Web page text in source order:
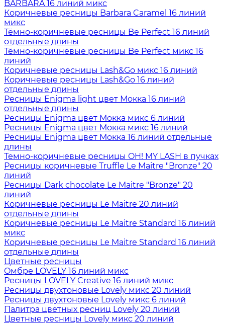
BARBARA 16 линий микс
Коричневые ресницы Barbara Caramel 16 линий
микс
Тёмно-коричневые ресницы Be Perfect 16 линий
отдельные длины
Тёмно-коричневые ресницы Be Perfect микс 16
линий
Коричневые ресницы Lash&Go микс 16 линий
Коричневые ресницы Lash&Go 16 линий
отдельные длины
Ресницы Enigma light цвет Мокка 16 линий
отдельные длины
Ресницы Enigma цвет Мокка микс 6 линий
Ресницы Enigma цвет Мокка микс 16 линий
Ресницы Enigma цвет Мокка 16 линий отдельные
длины
Темно-коричневые ресницы OH! MY LASH в пучках
Ресницы коричневые Truffle Le Maitre "Bronze" 20
линий
Ресницы Dark chocolate Le Maitre "Bronze" 20
линий
Коричневые ресницы Le Maitre 20 линий
отдельные длины
Коричневые ресницы Le Maitre Standard 16 линий
микс
Коричневые ресницы Le Maitre Standard 16 линий
отдельные длины
Цветные ресницы
Oмбре LOVELY 16 линий микс
Ресницы LOVELY Creative 16 линий микс
Ресницы двухтоновые Lovely микс 20 линий
Ресницы двухтоновые Lovely микс 6 линий
Палитра цветных ресниц Lovely 20 линий
Цветные ресницы Lovely микс 20 линий